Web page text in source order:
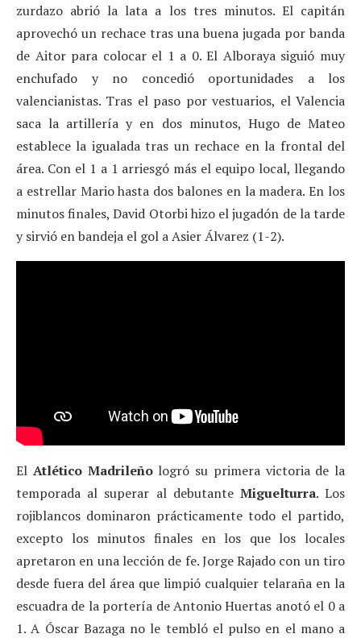
zurdazo abrió la lata a los tres minutos. El capitán
aprovechó un rechace tras una buena jugada por banda
de Aitor para colocar el 1 a 0. El Alboraya siguió muy
enchufado y no concedió oportunidades a los
valencianistas. Tras el paso por vestuarios, el Valencia
saca la artillería y en dos minutos, Hugo de Mateo
establece la igualada tras un rechace en la frontal del
área. Con el 1 a 1 arriesgó más el equipo local, llegando
a estrellar Mario hasta dos balones en la madera. En los
minutos finales, David Otorbi hizo el jugadón de la tarde
y sirvió en bandeja el gol a Asier Álvarez (1-2).
El Atlético Madrileñologró su primera victoria de la
temporada al superar al debutante Miguelturra. Los
rojiblancos dominaron prácticamente todo el partido,
excepto los minutos finales en los que los locales
apretaron en una lección de fe. Jorge Rajado con un tiro
desde fuera del área que limpió cualquier telaraña en la
escuadra de la portería de Antonio Huertas anotó el 0 a
1. A Óscar Bazaga no le tembló el pulso en el mano a